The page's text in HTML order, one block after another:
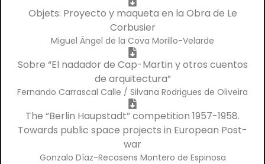
Objets: Proyecto y maqueta en la Obra de Le
Corbusier
Miguel Ángel de la Cova Morillo-Velarde
Sobre “El nadador de Cap-Martin y otros cuentos
de arquitectura”
Fernando Carrascal Calle / Silvana Rodrigues de Oliveira
The “Berlin Haupstadt” competition 1957-1958.
Towards public space projects in European Post-
war
Gonzalo Díaz-Recasens Montero de Espinosa